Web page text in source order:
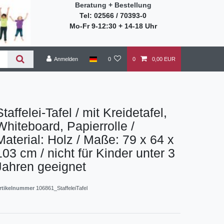
Beratung + Bestellung
Tel: 02566 / 70393-0
Mo-Fr 9-12:30 + 14-18 Uhr
Anmelden 0 0 0,00 EUR
Tafel / mit Kreidetafel,
Papierrolle /
Holz / Maße: 79 x 64 x
cm / nicht für Kinder unter 3
geeignet
106861_StaffeleiTafel